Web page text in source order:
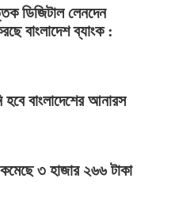
ডিজিটাল লেনদেন
বাংলাদেশ ব্যাংক :
হবে বাংলাদেশের আনারস
৩ হাজার ২৬৬ টাকা